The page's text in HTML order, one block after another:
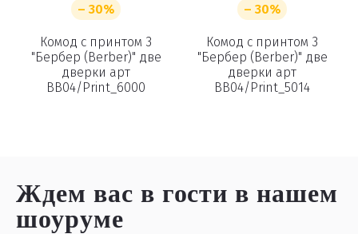
– 30%
Комод с принтом 3
"Бербер (Berber)" две
дверки арт
BB04/Print_6000
– 30%
Комод с принтом 3
"Бербер (Berber)" две
дверки арт
BB04/Print_5014
Ждем вас в гостив нашем
шоуруме